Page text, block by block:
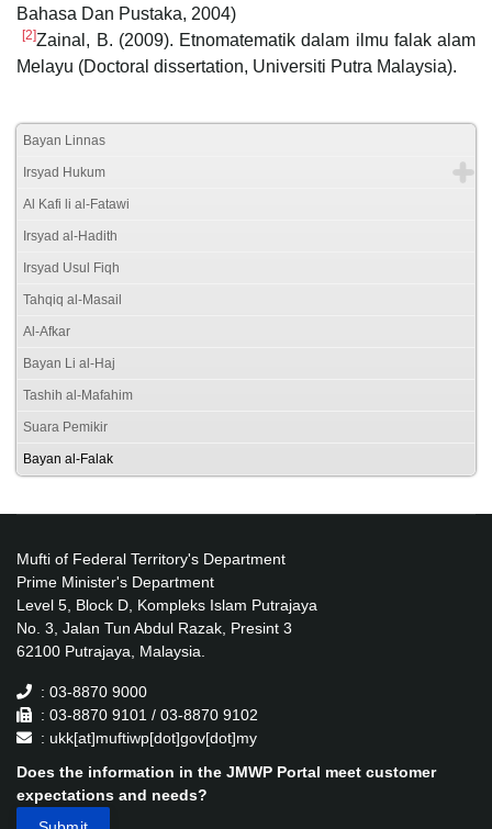
Bahasa Dan Pustaka, 2004)
[2]Zainal, B. (2009). Etnomatematik dalam ilmu falak alam
Melayu (Doctoral dissertation, Universiti Putra Malaysia).
Bayan Linnas
Irsyad Hukum
Al Kafi li al-Fatawi
Irsyad al-Hadith
Irsyad Usul Fiqh
Tahqiq al-Masail
Al-Afkar
Bayan Li al-Haj
Tashih al-Mafahim
Suara Pemikir
Bayan al-Falak
Mufti of Federal Territory's Department
Prime Minister's Department
Level 5, Block D, Kompleks Islam Putrajaya
No. 3, Jalan Tun Abdul Razak, Presint 3
62100 Putrajaya, Malaysia.
: 03-8870 9000
: 03-8870 9101 / 03-8870 9102
: ukk[at]muftiwp[dot]gov[dot]my
Does the information in the JMWP Portal meet customer
expectations and needs?